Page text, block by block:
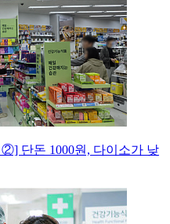
단돈 1000원, 다이소가 낮